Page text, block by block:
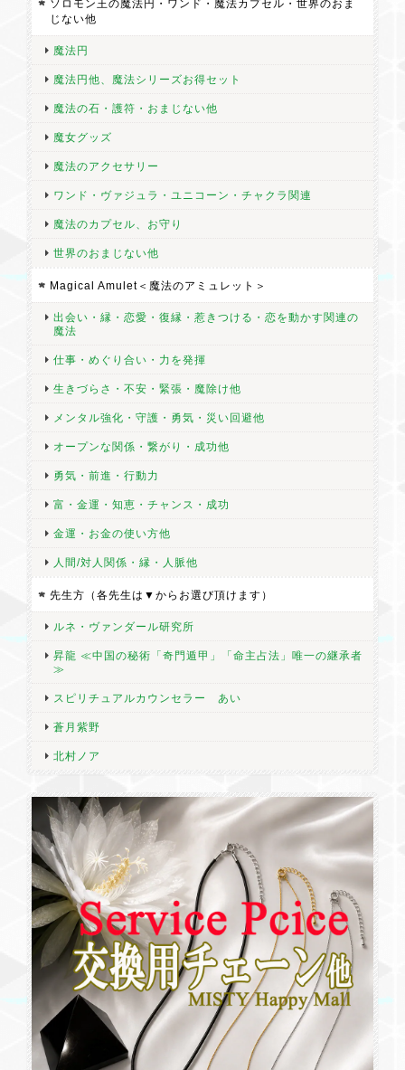
ソロモン王の魔法円・ワンド・魔法カプセル・世界のおま
じない他
魔法円
魔法円他、魔法シリーズお得セット
魔法の石・護符・おまじない他
魔女グッズ
魔法のアクセサリー
ワンド・ヴァジュラ・ユニコーン・チャクラ関連
魔法のカプセル、お守り
世界のおまじない他
Magical Amulet＜魔法のアミュレット＞
出会い・縁・恋愛・復縁・惹きつける・恋を動かす関連の
魔法
仕事・めぐり合い・力を発揮
生きづらさ・不安・緊張・魔除け他
メンタル強化・守護・勇気・災い回避他
オープンな関係・繋がり・成功他
勇気・前進・行動力
富・金運・知恵・チャンス・成功
金運・お金の使い方他
人間/対人関係・縁・人脈他
先生方（各先生は▼からお選び頂けます）
ルネ・ヴァンダール研究所
昇龍 ≪中国の秘術「奇門遁甲」「命主占法」唯一の継承者
≫
スピリチュアルカウンセラー あい
蒼月紫野
北村ノア